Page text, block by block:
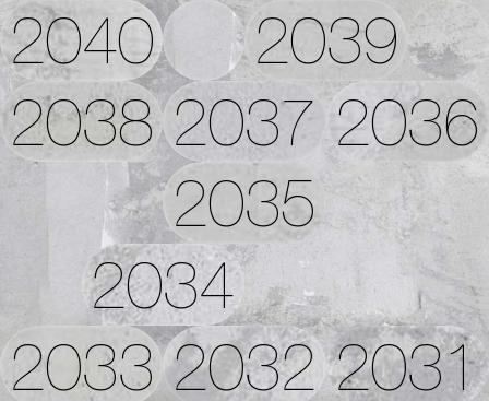
2040
2039
2038 2037 2036
2035
2034
2033 2032 2031